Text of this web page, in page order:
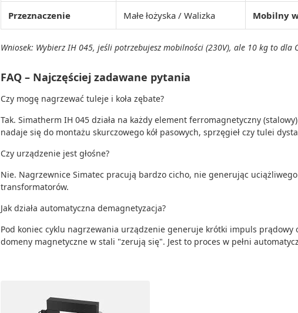
Przeznaczenie Małe łożyska / Walizka Mobilny
Wniosek: Wybierz IH 045, jeśli potrzebujesz mobilności (230V), ale 10 kg to dla
FAQ – Najczęściej zadawane pytania
Czy mogę nagrzewać tuleje i koła zębate?
Tak. Simatherm IH 045 działa na każdy element ferromagnetyczny
nadaje się do montażu skurczowego kół pasowych, sprzęgieł czy tulei
Czy urządzenie jest głośne?
Nie. Nagrzewnice Simatec pracują bardzo cicho, nie generując
transformatorów.
Jak działa automatyczna demagnetyzacja?
Pod koniec cyklu nagrzewania urządzenie generuje krótki impuls
domeny magnetyczne w stali "zerują się". Jest to proces w pełni